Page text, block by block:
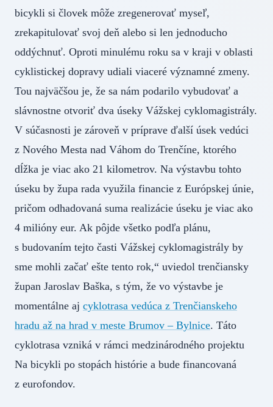
bicykli si človek môže zregenerovať myseľ,
zrekapitulovať svoj deň alebo si len jednoducho
oddýchnuť. Oproti minulému roku sa v kraji v oblasti
cyklistickej dopravy udiali viaceré významné zmeny.
Tou najväčšou je, že sa nám podarilo vybudovať a
slávnostne otvoriť dva úseky Vážskej cyklomagistrály.
V súčasnosti je zároveň v príprave ďalší úsek vedúci
z Nového Mesta nad Váhom do Trenčíne, ktorého
dĺžka je viac ako 21 kilometrov. Na výstavbu tohto
úseku by župa rada využila financie z Európskej únie,
pričom odhadovaná suma realizácie úseku je viac ako
4 milióny eur. Ak pôjde všetko podľa plánu,
s budovaním tejto časti Vážskej cyklomagistrály by
sme mohli začať ešte tento rok,“ uviedol trenčiansky
župan Jaroslav Baška, s tým, že vo výstavbe je
momentálne aj cyklotrasa vedúca z Trenčianskeho
hradu až na hrad v meste Brumov – Bylnice. Táto
cyklotrasa vzniká v rámci medzinárodného projektu
Na bicykli po stopách histórie a bude financovaná
z eurofondov.